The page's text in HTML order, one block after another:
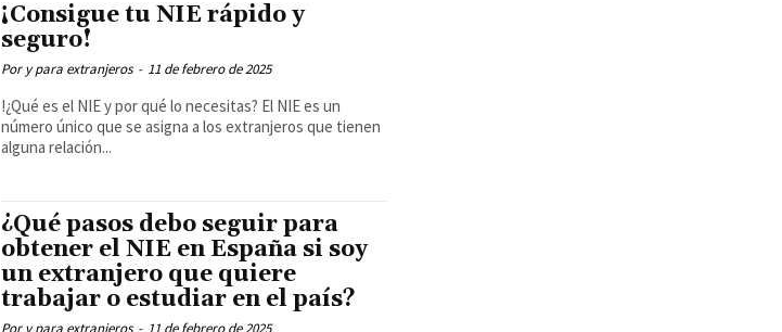
¡Consigue tu NIE rápido y
seguro!
Por y para extranjeros - 11 de febrero de 2025
!¿Qué es el NIE y por qué lo necesitas? El NIE es un
número único que se asigna a los extranjeros que tienen
alguna relación...
¿Qué pasos debo seguir para
obtener el NIE en España si soy
un extranjero que quiere
trabajar o estudiar en el país?
Por y para extranjeros - 11 de febrero de 2025